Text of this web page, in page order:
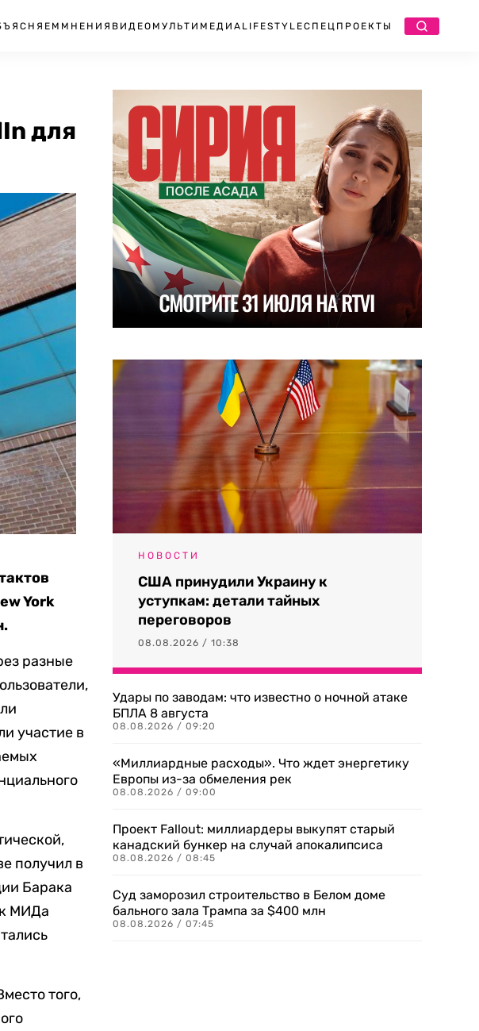
МНЕНИЯ ВИДЕО МУЛЬТИМЕДИА LIFESTYLEСПЕЦПРОЕКТЫ
для
York
разные
участие в
получил в
Барака
МИДа
того,
НОВОСТИ
США принудили Украину к
уступкам: детали тайных
переговоров
08.08.2026 / 10:38
Удары по заводам: что известно о ночной атаке
БПЛА 8 августа
08.08.2026 / 09:20
«Миллиардные расходы». Что ждет энергетику
Европы из-за обмеления рек
08.08.2026 / 09:00
Проект Fallout: миллиардеры выкупят старый
канадский бункер на случай апокалипсиса
08.08.2026 / 08:45
Суд заморозил строительство в Белом доме
бального зала Трампа за $400 млн
08.08.2026 / 07:45